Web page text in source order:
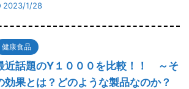
2023/1/28
健康食品
近話題のY１０００を比較！！ ～そ
効果とは？どのような製品なのか？